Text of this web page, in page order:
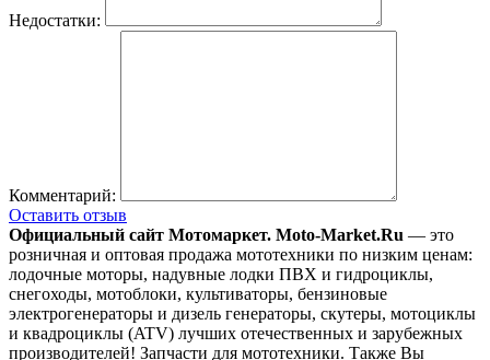
Недостатки:
Комментарий:
Оставить отзыв
Официальный сайт Мотомаркет. Moto-Market.Ru — это
розничная и оптовая продажа мототехники по низким ценам:
лодочные моторы, надувные лодки ПВХ и гидроциклы,
снегоходы, мотоблоки, культиваторы, бензиновые
электрогенераторы и дизель генераторы, скутеры, мотоциклы
и квадроциклы (ATV) лучших отечественных и зарубежных
производителей! Запчасти для мототехники. Также Вы